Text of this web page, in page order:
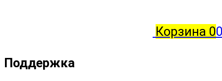
Корзина 0
Поддержка